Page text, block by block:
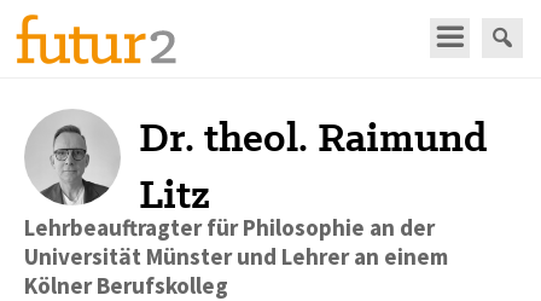
Dr. theol. Raimund
Litz
Lehrbeauftragter für Philosophie an der
Universität Münster und Lehrer an einem
Kölner Berufskolleg